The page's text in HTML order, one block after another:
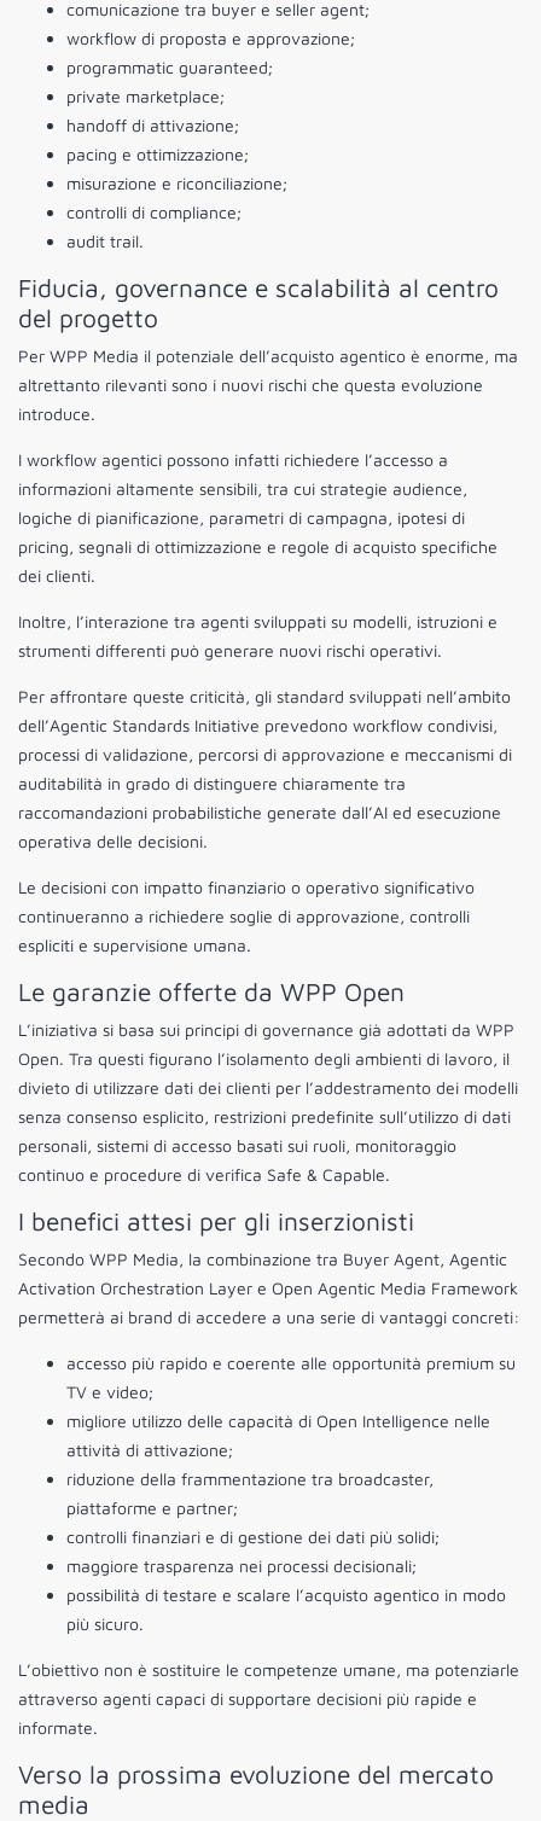
comunicazione tra buyer e seller agent;
workflow di proposta e approvazione;
programmatic guaranteed;
private marketplace;
handoff di attivazione;
pacing e ottimizzazione;
misurazione e riconciliazione;
controlli di compliance;
audit trail.
Fiducia, governance e scalabilità al centro
del progetto
Per WPP Media il potenziale dell’acquisto agentico è enorme, ma
altrettanto rilevanti sono i nuovi rischi che questa evoluzione
introduce.
I workflow agentici possono infatti richiedere l’accesso a
informazioni altamente sensibili, tra cui strategie audience,
logiche di pianificazione, parametri di campagna, ipotesi di
pricing, segnali di ottimizzazione e regole di acquisto specifiche
dei clienti.
Inoltre, l’interazione tra agenti sviluppati su modelli, istruzioni e
strumenti differenti può generare nuovi rischi operativi.
Per affrontare queste criticità, gli standard sviluppati nell’ambito
dell’Agentic Standards Initiative prevedono workflow condivisi,
processi di validazione, percorsi di approvazione e meccanismi di
auditabilità in grado di distinguere chiaramente tra
raccomandazioni probabilistiche generate dall’AI ed esecuzione
operativa delle decisioni.
Le decisioni con impatto finanziario o operativo significativo
continueranno a richiedere soglie di approvazione, controlli
espliciti e supervisione umana.
Le garanzie offerte da WPP Open
L’iniziativa si basa sui principi di governance già adottati da WPP
Open. Tra questi figurano l’isolamento degli ambienti di lavoro, il
divieto di utilizzare dati dei clienti per l’addestramento dei modelli
senza consenso esplicito, restrizioni predefinite sull’utilizzo di dati
personali, sistemi di accesso basati sui ruoli, monitoraggio
continuo e procedure di verifica Safe & Capable.
I benefici attesi per gli inserzionisti
Secondo WPP Media, la combinazione tra Buyer Agent, Agentic
Activation Orchestration Layer e Open Agentic Media Framework
permetterà ai brand di accedere a una serie di vantaggi concreti:
accesso più rapido e coerente alle opportunità premium su
TV e video;
migliore utilizzo delle capacità di Open Intelligence nelle
attività di attivazione;
riduzione della frammentazione tra broadcaster,
piattaforme e partner;
controlli finanziari e di gestione dei dati più solidi;
maggiore trasparenza nei processi decisionali;
possibilità di testare e scalare l’acquisto agentico in modo
più sicuro.
L’obiettivo non è sostituire le competenze umane, ma potenziarle
attraverso agenti capaci di supportare decisioni più rapide e
informate.
Verso la prossima evoluzione del mercato
media